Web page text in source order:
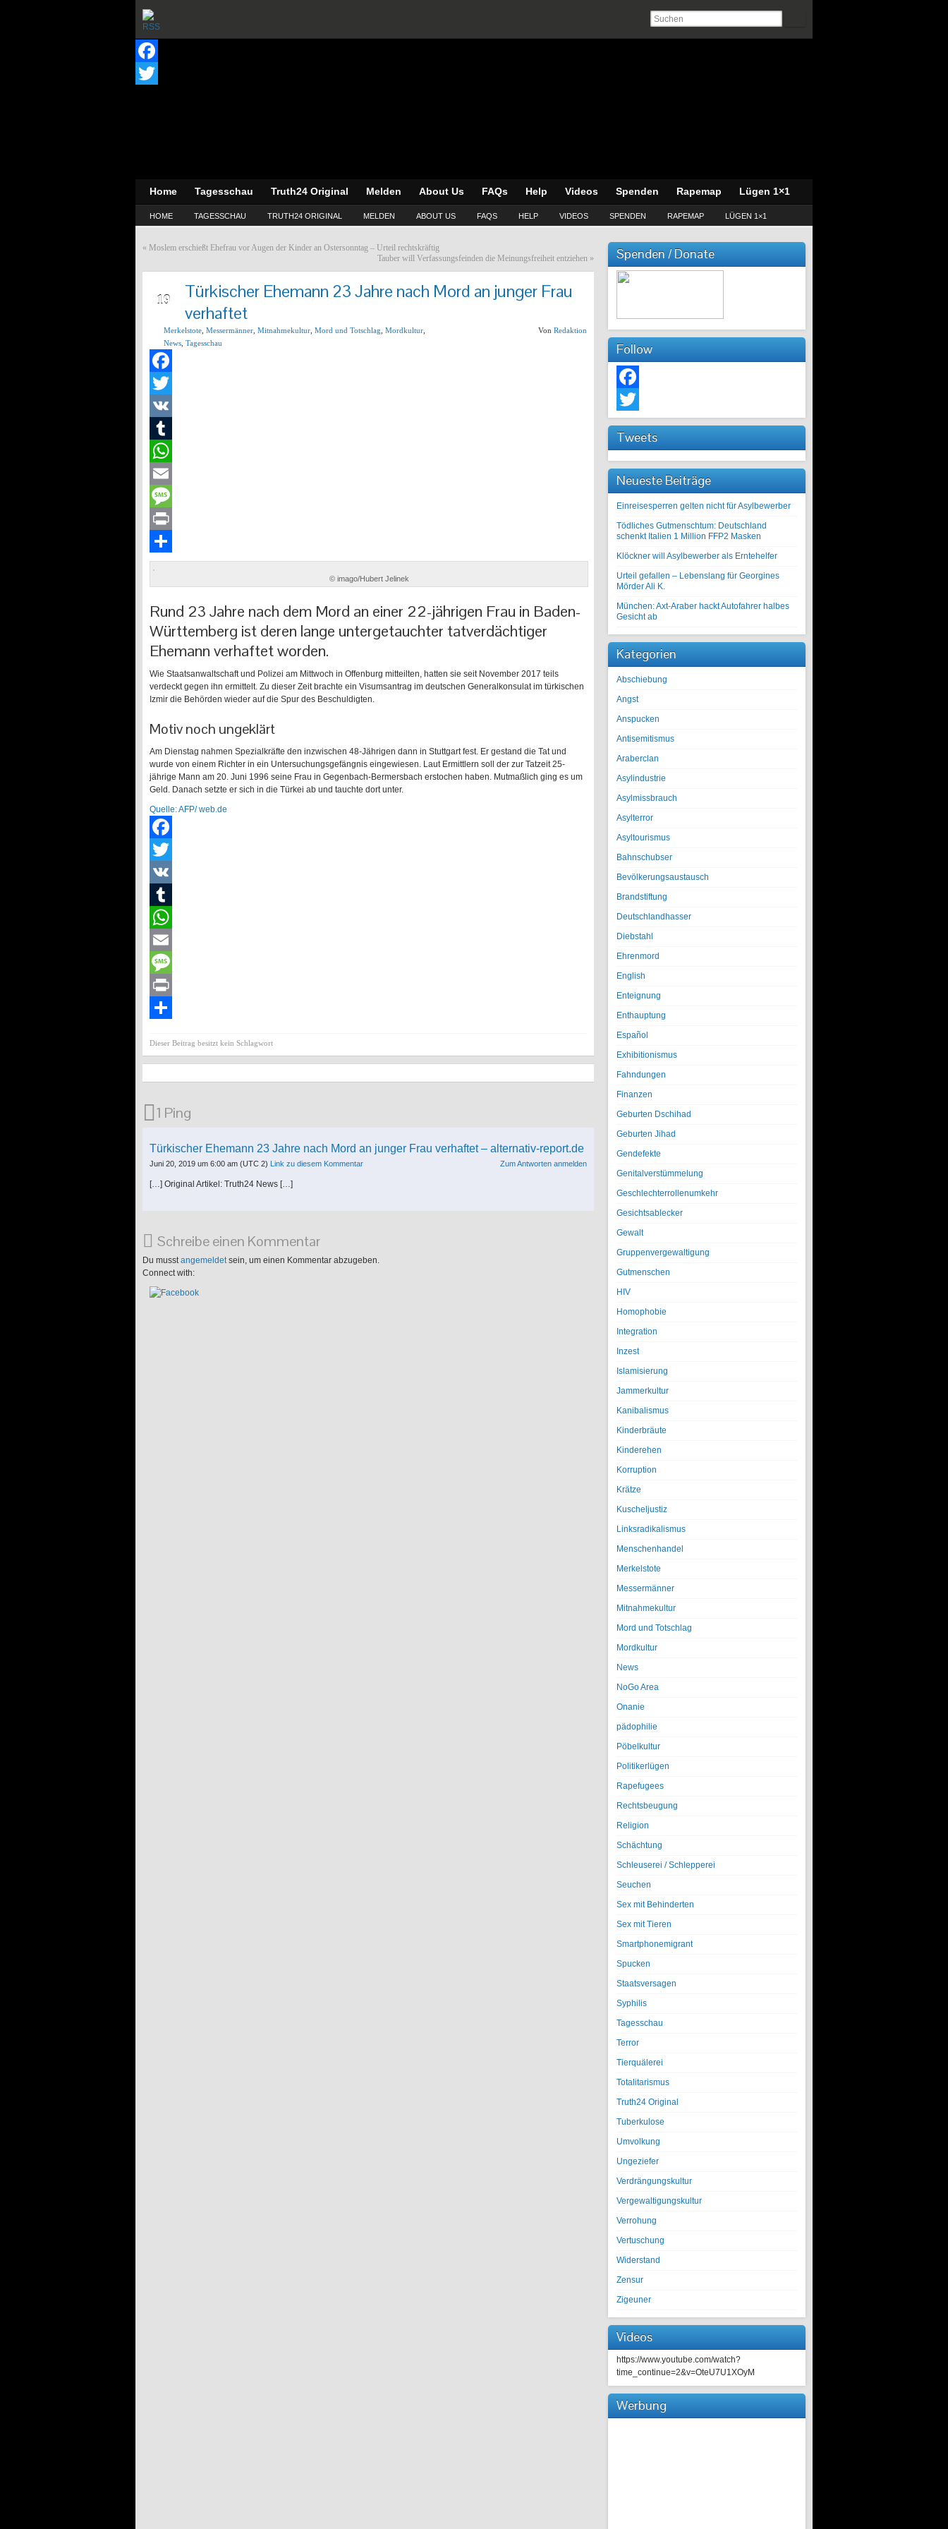
Facebook
Home Tagesschau Truth24 Original Melden About Us FAQs Help Videos Spenden Rapemap Lügen 1×1
HOME TAGESSCHAU TRUTH24 ORIGINAL MELDEN ABOUT US FAQS HELP VIDEOS SPENDEN RAPEMAP LÜGEN 1×1
« Moslem erschießt Ehefrau vor Augen der Kinder an Ostersonntag – Urteil rechtskräftig
Tauber will Verfassungsfeinden die Meinungsfreiheit entziehen »
19
Türkischer Ehemann 23 Jahre nach Mord an junger Frau
verhaftet
Merkelstote Messermänner Mitnahmekultur Mord und Totschlag Mordkultur
News Tagesschau
Von Redaktion
Facebook
Twitter
VK
Tumblr
WhatsApp
Email
Message
Print
Teilen
© imago/Hubert Jelinek
Rund 23 Jahre nach dem Mord an einer 22-jährigen Frau in Baden-
Württemberg ist deren lange untergetauchter tatverdächtiger
Ehemann verhaftet worden.
Wie Staatsanwaltschaft und Polizei am Mittwoch in Offenburg mitteilten, hatten sie seit November 2017 teils
verdeckt gegen ihn ermittelt. Zu dieser Zeit brachte ein Visumsantrag im deutschen Generalkonsulat im türkischen
Izmir die Behörden wieder auf die Spur des Beschuldigten.
Motiv noch ungeklärt
Am Dienstag nahmen Spezialkräfte den inzwischen 48-Jährigen dann in Stuttgart fest. Er gestand die Tat und
wurde von einem Richter in ein Untersuchungsgefängnis eingewiesen. Laut Ermittlern soll der zur Tatzeit 25-
jährige Mann am 20. Juni 1996 seine Frau in Gegenbach-Bermersbach erstochen haben. Mutmaßlich ging es um
Geld. Danach setzte er sich in die Türkei ab und tauchte dort unter.
Quelle: AFP/web.de
Facebook
Twitter
VK
Tumblr
WhatsApp
Email
Message
Print
Dieser Beitrag besitzt kein Schlagwort
1 Ping
Türkischer Ehemann 23 Jahre nach Mord an junger Frau verhaftet – alternativ-report.de
Juni 20, 2019 um 6:00 am (UTC 2) Link zu diesem Kommentar Zum Antworten anmelden
[…] Original Artikel: Truth24 News […]
Schreibe einen Kommentar
Du musstangemeldetsein, um einen Kommentar abzugeben.
Connect with:
Spenden / Donate
Follow
Facebook
Tweets
Neueste Beiträge
Einreisesperren gelten nicht für Asylbewerber
Tödliches Gutmenschtum: Deutschland
schenkt Italien 1 Million FFP2 Masken
Klöckner will Asylbewerber als Erntehelfer
Urteil gefallen – Lebenslang für Georgines
Mörder Ali K.
München: Axt-Araber hackt Autofahrer halbes
Gesicht ab
Kategorien
Abschiebung
Angst
Anspucken
Antisemitismus
Araberclan
Asylindustrie
Asylmissbrauch
Asylterror
Asyltourismus
Bahnschubser
Bevölkerungsaustausch
Brandstiftung
Deutschlandhasser
Diebstahl
Ehrenmord
English
Enteignung
Enthauptung
Español
Exhibitionismus
Fahndungen
Finanzen
Geburten Dschihad
Geburten Jihad
Gendefekte
Genitalverstümmelung
Geschlechterrollenumkehr
Gesichtsablecker
Gewalt
Gruppenvergewaltigung
Gutmenschen
HIV
Homophobie
Integration
Inzest
Islamisierung
Jammerkultur
Kanibalismus
Kinderbräute
Kinderehen
Korruption
Krätze
Kuscheljustiz
Linksradikalismus
Menschenhandel
Merkelstote
Messermänner
Mitnahmekultur
Mord und Totschlag
Mordkultur
News
NoGo Area
Onanie
pädophilie
Pöbelkultur
Politikerlügen
Rapefugees
Rechtsbeugung
Religion
Schächtung
Schleuserei / Schlepperei
Seuchen
Sex mit Behinderten
Sex mit Tieren
Smartphonemigrant
Spucken
Staatsversagen
Syphilis
Tagesschau
Terror
Tierquälerei
Totalitarismus
Truth24 Original
Tuberkulose
Umvolkung
Ungeziefer
Verdrängungskultur
Vergewaltigungskultur
Verrohung
Vertuschung
Widerstand
Zensur
Zigeuner
Videos
https://www.youtube.com/watch?
time_continue=2&v=OteU7U1XOyM
Werbung